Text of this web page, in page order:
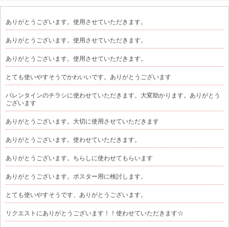
ありがとうございます。使用させていただきます。
ありがとうございます。使用させていただきます。
ありがとうございます。使用させていただきます。
とても使いやすそうでかわいいです。ありがとうございます
バレンタインのチラシに使わせていただきます。大変助かります。ありがとう
ございます
ありがとうございます。大切に使用させていただきます
ありがとうございます。使わせていただきます。
ありがとうございます。ちらしに使わせてもらいます
ありがとうございます。ポスター用に検討します。
とても使いやすそうです、ありがとうございます。
リクエストにありがとうございます！！使わせていただきます☆